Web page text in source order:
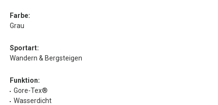
Farbe:
Grau
Sportart:
Wandern & Bergsteigen
Funktion:
Gore-Tex®
Wasserdicht